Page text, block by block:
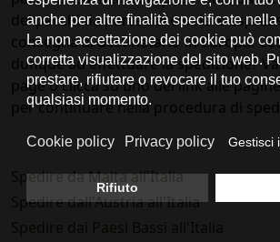
dei pacchi da parte del corriere
consegna al destinatario in Europa.
dunque ad effettuare la spedizione?
page o clicca su uno dei link alle
per continuare nella procedura di
Spedire da Malta all'Italia
Spedire dall'Austria all'Italia
Spedire dai Paesi Bassi all'Italia